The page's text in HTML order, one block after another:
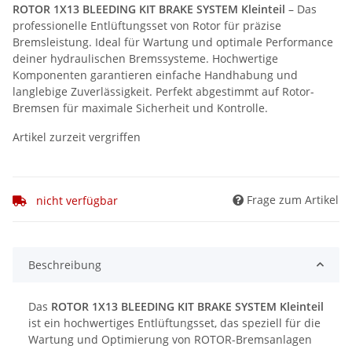
ROTOR 1X13 BLEEDING KIT BRAKE SYSTEM Kleinteil – Das
professionelle Entlüftungsset von Rotor für präzise
Bremsleistung. Ideal für Wartung und optimale Performance
deiner hydraulischen Bremssysteme. Hochwertige
Komponenten garantieren einfache Handhabung und
langlebige Zuverlässigkeit. Perfekt abgestimmt auf Rotor-
Bremsen für maximale Sicherheit und Kontrolle.
Artikel zurzeit vergriffen
nicht verfügbar Frage zum Artikel
Beschreibung
Das ROTOR 1X13 BLEEDING KIT BRAKE SYSTEM Kleinteil
ist ein hochwertiges Entlüftungsset, das speziell für die
Wartung und Optimierung von ROTOR-Bremsanlagen